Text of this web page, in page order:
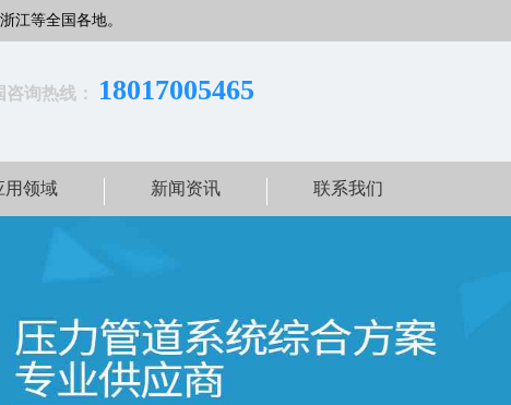
江等全国各地。
咨询热线： 18017005465
用领域 新闻资讯 联系我们